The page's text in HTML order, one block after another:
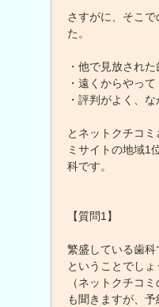
さすがに、そこ
た。
・他で見放され
・遠くからやっ
・評判がよく、
とネットクチコ
ミサイトの地域1
科です。
【質問1】
繁盛している歯科
ということでしょ
（ネットクチコ
も聞きますが、